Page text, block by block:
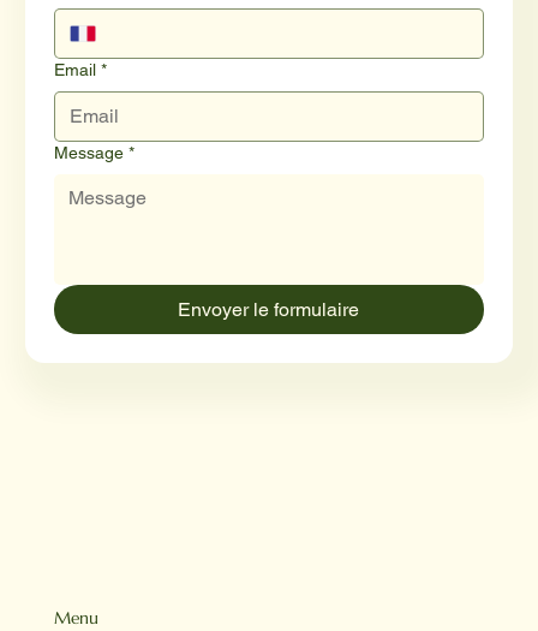
Menu
Email *
Message *
Envoyer le formulaire